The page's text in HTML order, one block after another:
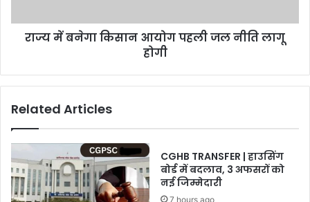
लागू
राज्य में बनेगा किसान आयोग पहली जल नीति लागू
होगी
Related Articles
CGHB TRANSFER | हाउसिंग
बोर्ड में बदलाव, 3 अफसरों को
नई जिम्मेदारी
7 hours ago